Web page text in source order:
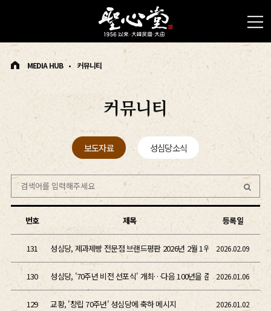
MEDIA HUB 커뮤니티
커뮤니티
보도자료 성심당소식
번호 제목 등록일
131 성심당, 제과제빵 전문점 브랜드평판 2026년 2월 1위 2026.02.09
130 성심당, '70주년 비전 선포식' 개최…다음 100년을 준비하는 출발점
2026.01.06
129 교황, '창립 70주년' 성심당에 축하 메시지 2026.01.02